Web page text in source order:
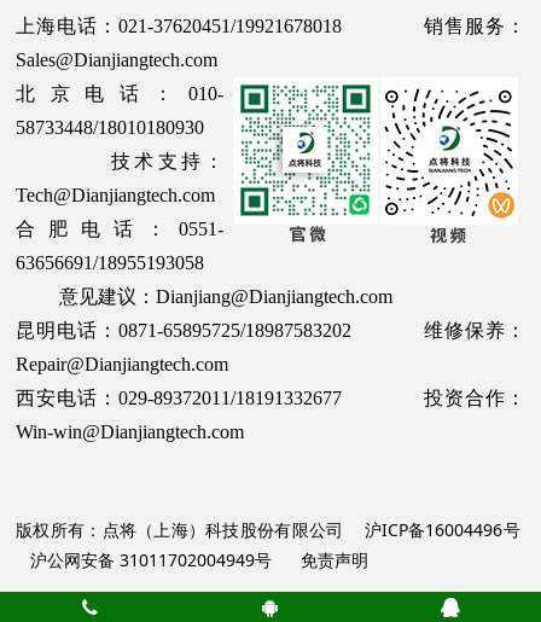
上海电话：021-37620451/19921678018 销售服务：
Sales@Dianjiangtech.com
北京电话：010-
58733448/18010180930
技术支持：
Tech@Dianjiangtech.com
合肥电话：0551-
63656691/18955193058
意见建议：Dianjiang@Dianjiangtech.com
昆明电话：0871-65895725/18987583202 维修保养：
Repair@Dianjiangtech.com
西安电话：029-89372011/18191332677 投资合作：
Win-win@Dianjiangtech.com
版权所有：点将（上海）科技股份有限公司 沪ICP备16004496号
沪公网安备 31011702004949号
免责声明